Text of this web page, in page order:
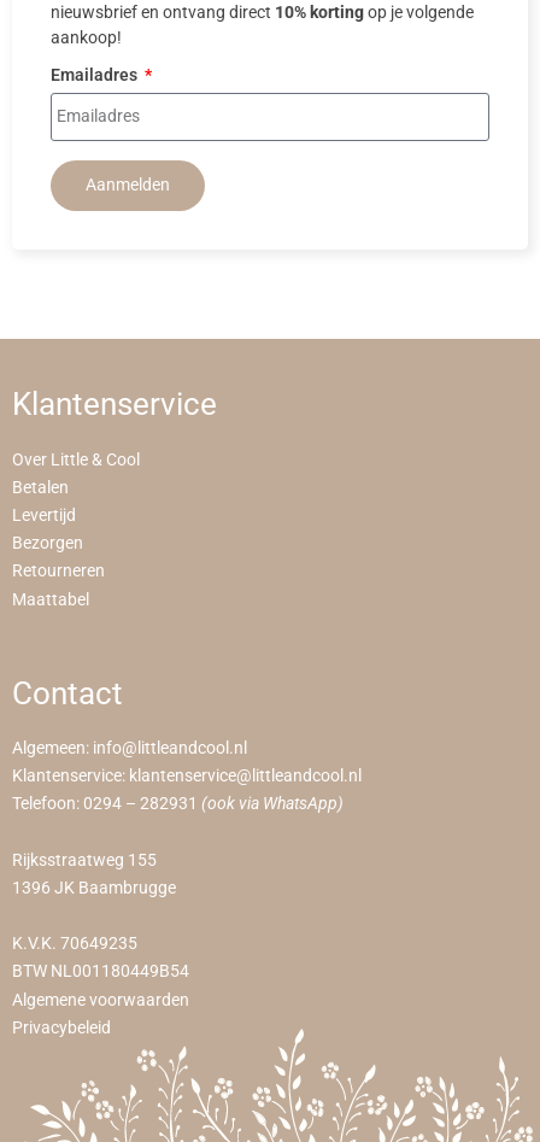
nieuwsbrief en ontvang direct 10% kortingop je volgende
aankoop!
Emailadres
Aanmelden
Klantenservice
Over Little & Cool
Betalen
Levertijd
Bezorgen
Retourneren
Maattabel
Contact
Algemeen: info@littleandcool.nl
Klantenservice: klantenservice@littleandcool.nl
Telefoon: 0294 – 282931 (ook via WhatsApp)
Rijksstraatweg 155
1396 JK Baambrugge
K.V.K. 70649235
BTW NL001180449B54
Algemene voorwaarden
Privacybeleid